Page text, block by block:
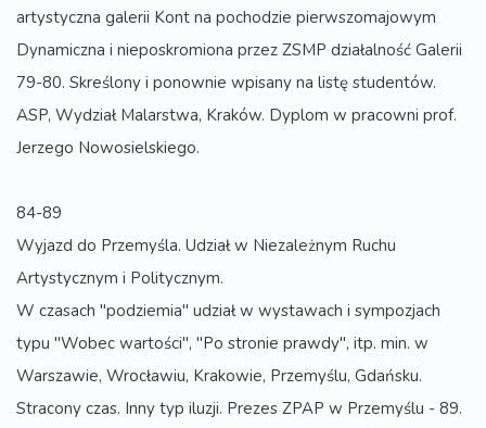
artystyczna galerii Kont na pochodzie pierwszomajowym
Dynamiczna i nieposkromiona przez ZSMP działalność Galerii
79-80. Skreślony i ponownie wpisany na listę studentów.
ASP, Wydział Malarstwa, Kraków. Dyplom w pracowni prof.
Jerzego Nowosielskiego.
84-89
Wyjazd do Przemyśla. Udział w Niezależnym Ruchu
Artystycznym i Politycznym.
W czasach "podziemia" udział w wystawach i sympozjach
typu "Wobec wartości", "Po stronie prawdy", itp. min. w
Warszawie, Wrocławiu, Krakowie, Przemyślu, Gdańsku.
Stracony czas. Inny typ iluzji. Prezes ZPAP w Przemyślu - 89.